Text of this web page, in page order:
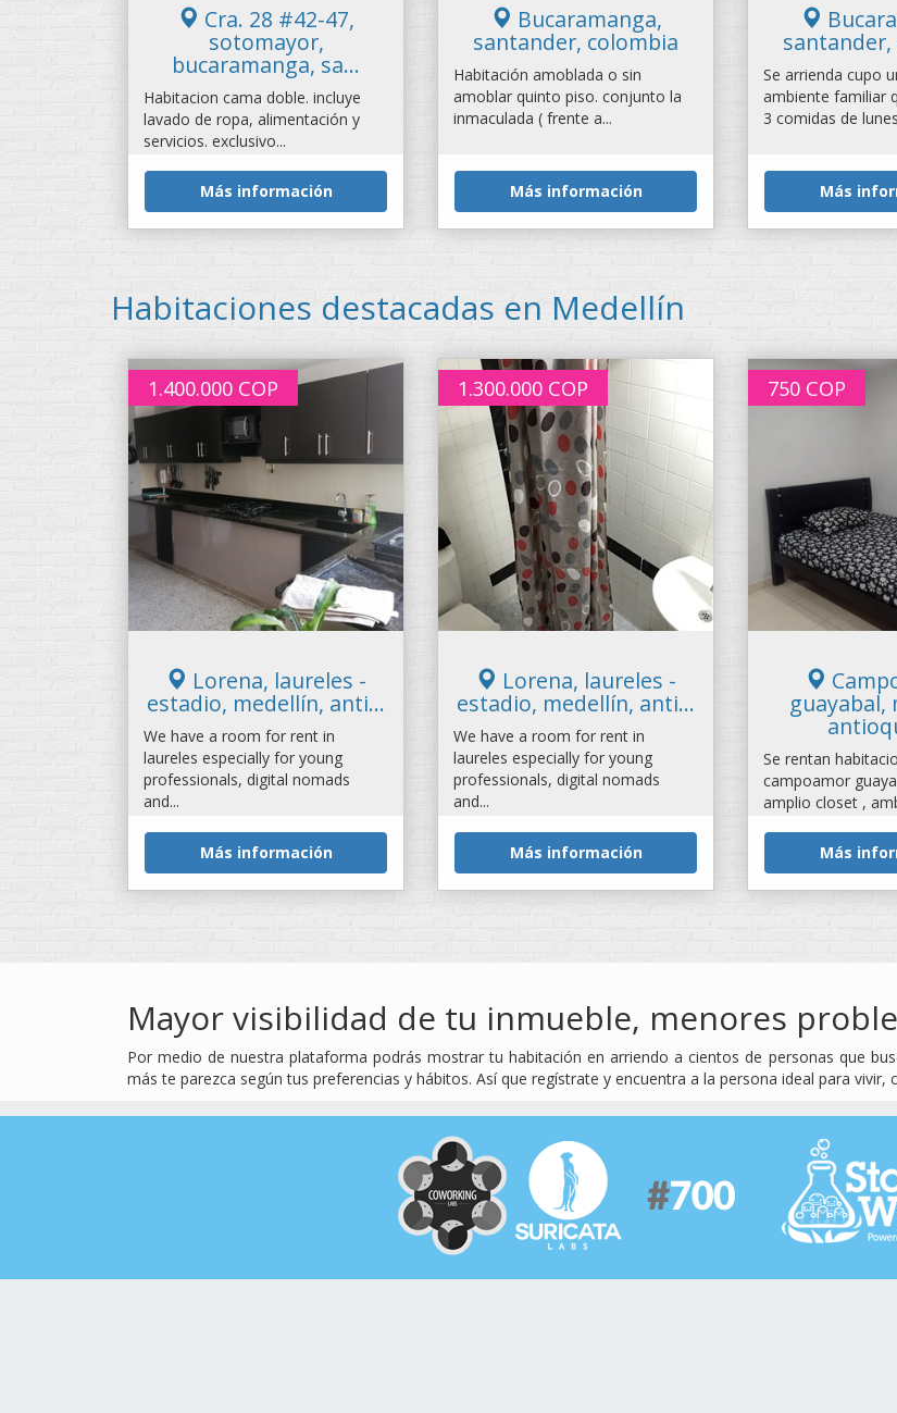
Cra. 28 #42-47,
sotomayor,
bucaramanga, sa...
Habitacion cama doble. incluye
lavado de ropa, alimentación y
servicios. exclusivo...
Más información
Bucaramanga,
santander, colombia
Habitación amoblada o sin
amoblar quinto piso. conjunto la
inmaculada ( frente a...
Más información
Se arrienda cupo
ambiente familiar
3 comidas de
Más
Habitaciones destacadas en Medellín
1.400.000 COP
Lorena, laureles -
estadio, medellín, anti...
We have a room for rent in
laureles especially for young
professionals, digital nomads
and...
Más información
1.300.000 COP
Lorena, laureles -
estadio, medellín, anti...
We have a room for rent in
laureles especially for young
professionals, digital nomads
and...
Más información
750 COP
guayabal,
Se rentan
campoamor
amplio closet ,
Más
Mayor visibilidad de tu inmueble, menores
Por medio de nuestra plataforma podrás mostrar tu habitación en arriendo a cientos de personas que
más te parezca según tus preferencias y hábitos. Así que regístrate y encuentra a la persona ideal para